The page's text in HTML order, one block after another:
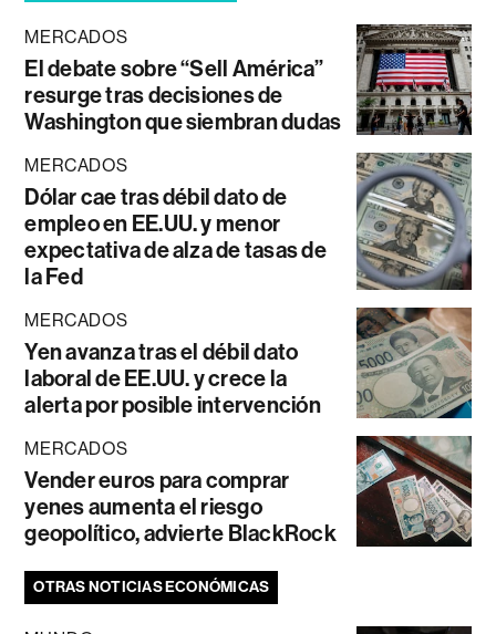
MERCADOS
El debate sobre “Sell América”
resurge tras decisiones de
Washington que siembran dudas
MERCADOS
Dólar cae tras débil dato de
empleo en EE.UU. y menor
expectativa de alza de tasas de
la Fed
MERCADOS
Yen avanza tras el débil dato
laboral de EE.UU. y crece la
alerta por posible intervención
MERCADOS
Vender euros para comprar
yenes aumenta el riesgo
geopolítico, advierte BlackRock
OTRAS NOTICIAS ECONÓMICAS